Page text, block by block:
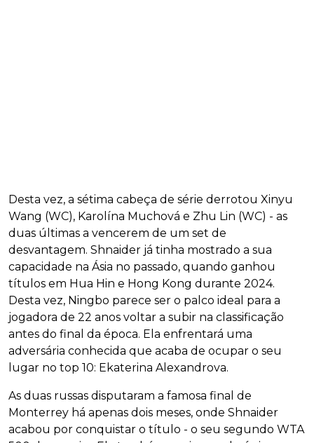
Desta vez, a sétima cabeça de série derrotou Xinyu
Wang (WC), Karolína Muchová e Zhu Lin (WC) - as
duas últimas a vencerem de um set de
desvantagem. Shnaider já tinha mostrado a sua
capacidade na Ásia no passado, quando ganhou
títulos em Hua Hin e Hong Kong durante 2024.
Desta vez, Ningbo parece ser o palco ideal para a
jogadora de 22 anos voltar a subir na classificação
antes do final da época. Ela enfrentará uma
adversária conhecida que acaba de ocupar o seu
lugar no top 10: Ekaterina Alexandrova.
As duas russas disputaram a famosa final de
Monterrey há apenas dois meses, onde Shnaider
acabou por conquistar o título - o seu segundo WTA